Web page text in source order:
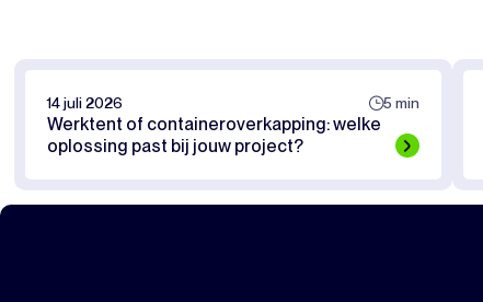
14 juli 2026 5 min
Werktent of containeroverkapping: welke
oplossing past bij jouw project?